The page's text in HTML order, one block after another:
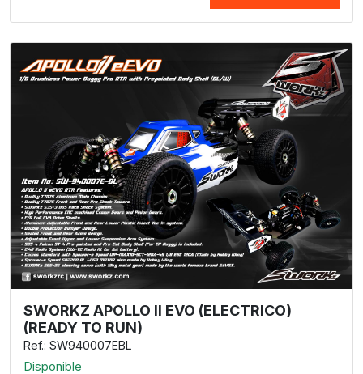
SWORKZ APOLLO II EVO (ELECTRICO)
(READY TO RUN)
Ref.: SW940007EBL
Disponible